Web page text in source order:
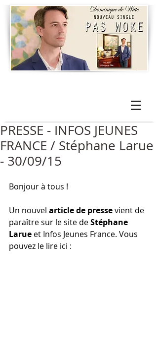
PRESSE - INFOS JEUNES
FRANCE / Stéphane Larue
- 30/09/15
Bonjour à tous !
Un nouvel article de presse vient de
paraître sur le site de Stéphane
Larue et Infos Jeunes France. Vous
pouvez le lire ici :